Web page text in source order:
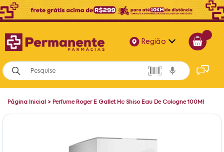
Região
Alagoas
Bahia
Página Inicial > Perfume Roger E Gallet Hc Shiso Eau De Cologne 100Ml